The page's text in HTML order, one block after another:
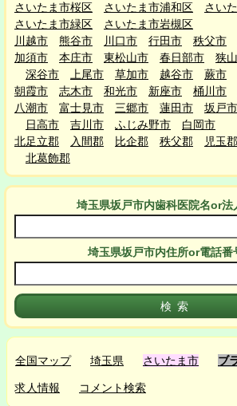
さいたま市桜区
さいたま市浦和区
さい
さいたま市緑区
さいたま市岩槻区
川越市
熊谷市 川口市 行田市 秩父市
加須市
本庄市 東松山市 春日部市 狭
深谷市
上尾市 草加市 越谷市 蕨市
朝霞市
志木市 和光市 新座市 桶川市
八潮市
富士見市 三郷市 蓮田市 坂戸市
日高市
吉川市 ふじみ野市
白岡市
北足立郡
入間郡 比企郡 秩父郡 児玉郡
北葛飾郡
埼玉県坂戸市内歯科医院名or法
埼玉県坂戸市内住所or電話番
全国マップ 埼玉県 さいたま市 ブ
求人情報 コメント検索